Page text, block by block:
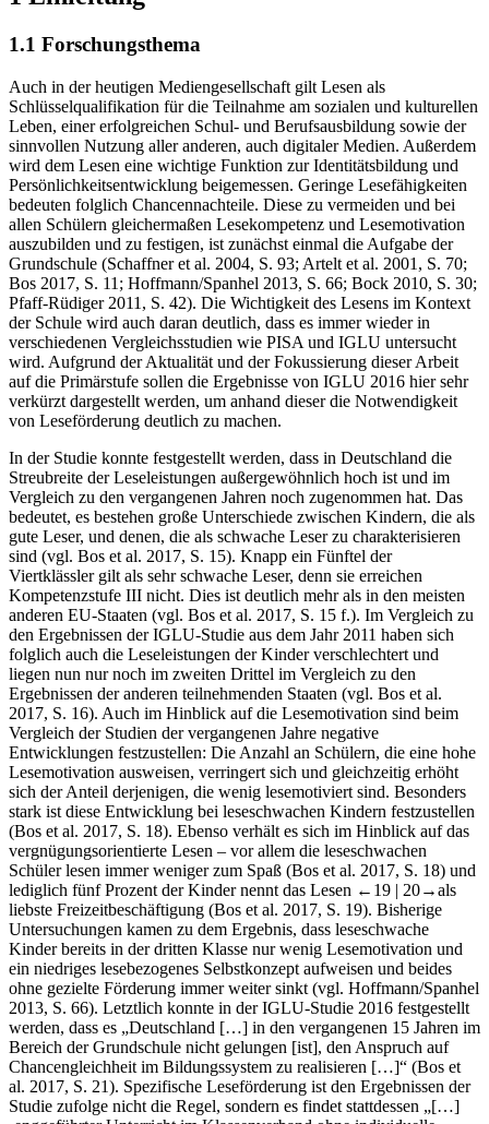
Einleitung
Auch in der heutigen Mediengesellschaft gilt Lesen als
Schlüsselqualifikation für die Teilnahme am sozialen und kulturellen
Leben, einer erfolgreichen Schul- und Berufsausbildung sowie der
sinnvollen Nutzung aller anderen, auch digitaler Medien. Außerdem
wird dem Lesen eine wichtige Funktion zur Identitätsbildung und
Persönlichkeitsentwicklung beigemessen. Geringe Lesefähigkeiten
bedeuten folglich Chancennachteile. Diese zu vermeiden und bei
allen Schülern gleichermaßen Lesekompetenz und Lesemotivation
auszubilden und zu festigen, ist zunächst einmal die Aufgabe der
Grundschule (Schaffner et al.2004, S. 93; Artelt et al.2001, S. 70;
Bos2017, S. 11; Hoffmann/Spanhel2013, S. 66; Bock 2010, S. 30;
Pfaff-Rüdiger2011, S. 42). Die Wichtigkeit des Lesens im Kontext
der Schule wird auch daran deutlich, dass es immer wieder in
verschiedenen Vergleichsstudien wie PISA und IGLU untersucht
wird. Aufgrund der Aktualität und der Fokussierung dieser Arbeit
auf die Primärstufe sollen die Ergebnisse von IGLU 2016 hier sehr
verkürzt dargestellt werden, um anhand dieser die Notwendigkeit
In der Studie konnte festgestellt werden, dass in Deutschland die
Streubreite der Leseleistungen außergewöhnlich hoch ist und im
Vergleich zu den vergangenen Jahren noch zugenommen hat. Das
bedeutet, es bestehen große Unterschiede zwischen Kindern, die als
gute Leser, und denen, die als schwache Leser zu charakterisieren
sind (vgl. Bos et al. 2017, S. 15). Knapp ein Fünftel der
Viertklässler gilt als sehr schwache Leser, denn sie erreichen
Kompetenzstufe III nicht. Dies ist deutlich mehr als in den meisten
anderen EU-Staaten (vgl. Bos et al.2017, S. 15 f.). Im Vergleich zu
den Ergebnissen der IGLU-Studie aus dem Jahr 2011 haben sich
folglich auch die Leseleistungen der Kinder verschlechtert und
liegen nun nur noch im zweiten Drittel im Vergleich zu den
Ergebnissen der anderen teilnehmenden Staaten (vgl. Bos et al.
2017, S. 16). Auch im Hinblick auf die Lesemotivation sind beim
Vergleich der Studien der vergangenen Jahre negative
Entwicklungen festzustellen: Die Anzahl an Schülern, die eine hohe
Lesemotivation ausweisen, verringert sich und gleichzeitig erhöht
sich der Anteil derjenigen, die wenig lesemotiviert sind. Besonders
stark ist diese Entwicklung bei leseschwachen Kindern festzustellen
(Bos et al.2017, S. 18). Ebenso verhält es sich im Hinblick auf das
vergnügungsorientierte Lesen – vor allem die leseschwachen
Schüler lesen immer weniger zum Spaß (Bos et al.2017 , S. 18) und
lediglich fünf Prozent der Kinder nennt das Lesen←19 |20→als
liebste Freizeitbeschäftigung (Bos et al.2017, S. 19). Bisherige
Untersuchungen kamen zu dem Ergebnis, dass leseschwache
Kinder bereits in der dritten Klasse nur wenig Lesemotivation und
ein niedriges lesebezogenes Selbstkonzept aufweisen und beides
ohne gezielte Förderung immer weiter sinkt (vgl. Hoffmann/Spanhel
2013, S. 66). Letztlich konnte in der IGLU-Studie 2016 festgestellt
werden, dass es „Deutschland […] in den vergangenen 15 Jahren im
Bereich der Grundschule nicht gelungen [ist], den Anspruch auf
Chancengleichheit im Bildungssystem zu realisieren […]“ (Bos et
al.2017, S. 21). Spezifische Leseförderung ist den Ergebnissen der